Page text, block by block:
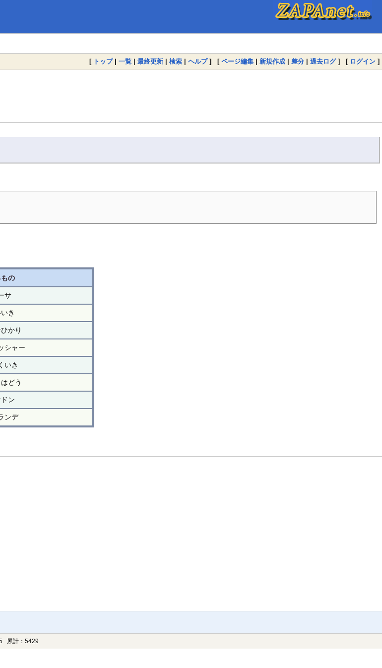
[ トップ| 一覧 | 最終更新 | 検索 | ヘルプ] [ ページ編集 | 新規作成 | 差分 | 過去ログ] [ ログイン ]
の
サ
き
かり
シャー
いき
どう
ドン
ンデ
累計：5429